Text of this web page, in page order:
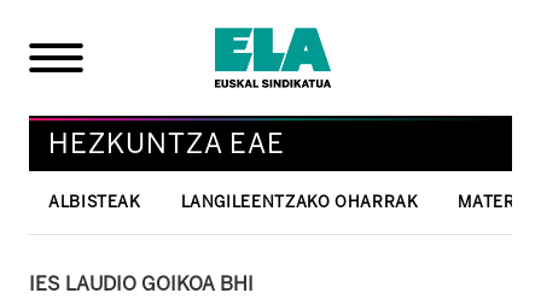
HEZKUNTZA EAE
ALBISTEAK LANGILEENTZAKO OHARRAK
IES LAUDIO GOIKOA BHI